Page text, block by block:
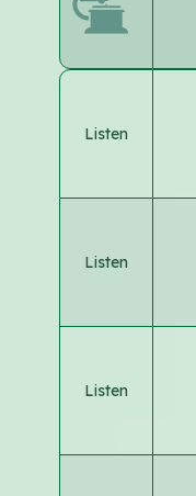
Listen
Listen
Listen